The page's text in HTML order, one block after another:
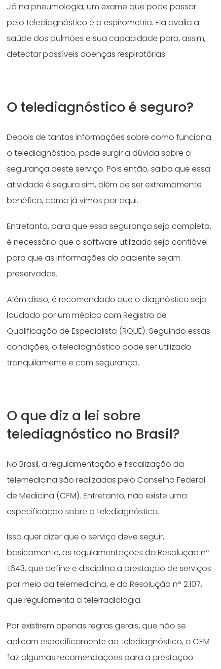
Já na pneumologia, um exame que pode passar
pelo telediagnóstico é a espirometria. Ela avalia a
saúde dos pulmões e sua capacidade para, assim,
detectar possíveis doenças respiratórias.
O telediagnóstico é seguro?
Depois de tantas informações sobre como funciona
o telediagnóstico, pode surgir a dúvida sobre a
segurança deste serviço. Pois então, saiba que essa
atividade é segura sim, além de ser extremamente
benéfica, como já vimos por aqui.
Entretanto, para que essa segurança seja completa,
é necessário que o software utilizado seja confiável
para que as informações do paciente sejam
preservadas.
Além disso, é recomendado que o diagnóstico seja
laudado por um médico com Registro de
Qualificação de Especialista (RQUE). Seguindo essas
condições, o telediagnóstico pode ser utilizado
tranquilamente e com segurança.
O que diz a lei sobre
telediagnóstico no Brasil?
No Brasil, a regulamentação e fiscalização da
telemedicina são realizadas pelo Conselho Federal
de Medicina (CFM). Entretanto, não existe uma
especificação sobre o telediagnóstico.
Isso quer dizer que o serviço deve seguir,
basicamente, as regulamentações da Resolução nº
1.643, que define e disciplina a prestação de serviços
por meio da telemedicina, e da Resolução nº 2.107,
que regulamenta a telerradiologia.
Por existirem apenas regras gerais, que não se
aplicam especificamente ao telediagnóstico, o CFM
faz algumas recomendações para a prestação